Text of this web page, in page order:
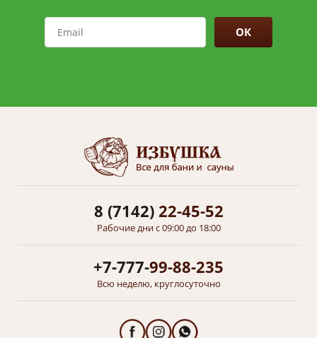
ОК
8 (7142)22-45-52
Рабочие дни с 09:00 до 18:00
+7-777-99-88-235
Всю неделю, круглосуточно